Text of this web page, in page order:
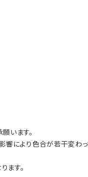
います。
により色合が若干変わっ
ます。